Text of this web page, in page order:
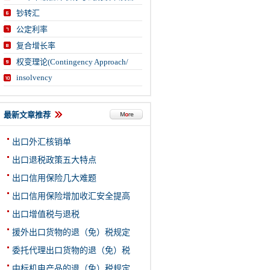
钞转汇
公定利率
复合增长率
权变理论(Contingency Approach/
insolvency
最新文章推荐
出口外汇核销单
出口退税政策五大特点
出口信用保险几大难题
出口信用保险增加收汇安全提高
出口增值税与退税
援外出口货物的退（免）税规定
委托代理出口货物的退（免）税